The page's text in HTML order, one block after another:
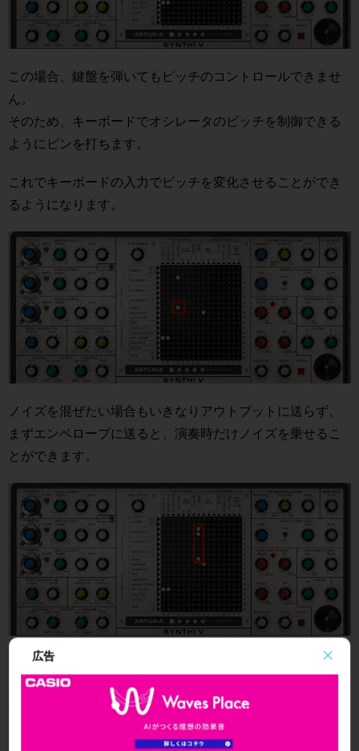
広告
この場合、鍵盤を弾いてもピッチのコントロールできませ
ん。
そのため、キーボードでオシレータのピッチを制御できる
ようにピンを打ちます。
これでキーボードの入力でピッチを変化させることができ
るようになります。
ノイズを混ぜたい場合もいきなりアウトプットに送らず、
まずエンベロープに送ると、演奏時だけノイズを乗せるこ
とができます。
もし、サウンドにフィルターを適用する場合は、オシレー
ター、ノイズオシレータからフィルターへピンを打ちま
す。
これだけではフィルターで出力が止まっているため音が鳴